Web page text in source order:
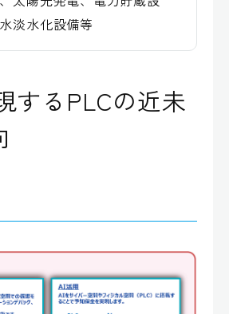
淡水化設備等
するPLCの近未